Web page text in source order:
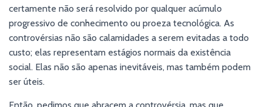
certamente não será resolvido por qualquer acúmulo
progressivo de conhecimento ou proeza tecnológica. As
controvérsias não são calamidades a serem evitadas a todo
custo; elas representam estágios normais da existência
social. Elas não são apenas inevitáveis, mas também podem
ser úteis.